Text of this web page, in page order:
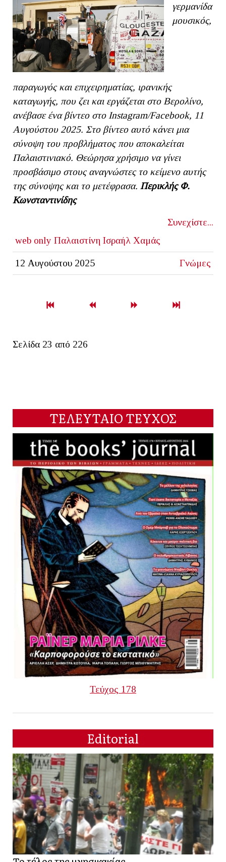
γερμανίδα
μουσικός,
παραγωγός και επιχειρηματίας, ιρανικής
καταγωγής, που ζει και εργάζεται στο Βερολίνο,
ανέβασε ένα βίντεο στο Instagram/Facebook, 11
Αυγούστου 2025. Στο βίντεο αυτό κάνει μια
σύνοψη του προβλήματος που αποκαλείται
Παλαιστινιακό. Θεώρησα χρήσιμο να γίνει
προσβάσιμο στους αναγνώστες το κείμενο αυτής
της σύνοψης και το μετέφρασα. Περικλής Φ.
Κωνσταντινίδης
Συνεχίστε...
web only Παλαιστίνη Ισραήλ Χαμάς
12 Αυγούστου 2025 Γνώμες
Σελίδα 23 από 226
ΤΕΛΕΥΤΑΙΟ ΤΕΥΧΟΣ
Τεύχος 178
Editorial